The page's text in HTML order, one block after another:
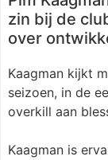
zin bij de
over
Kaagman kijkt
seizoen, in de
overkill aan
Kaagman is